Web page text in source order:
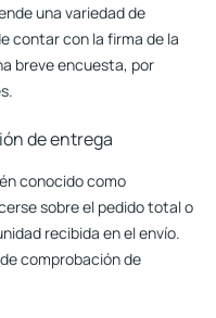
una variedad de
contar con la firma de la
breve encuesta, por
conocido como
sobre el pedido total o
recibida en el envío.
comprobación de